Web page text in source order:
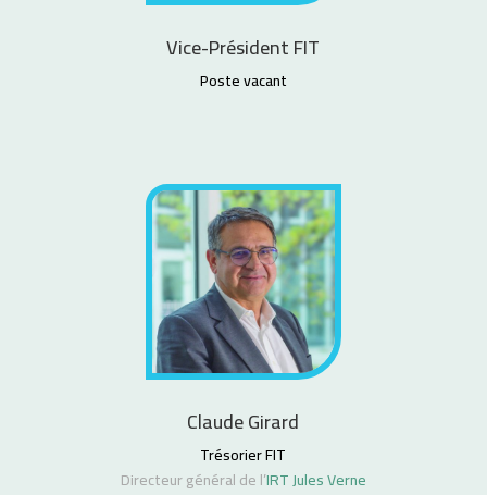
Vice-Président FIT
Poste vacant
Claude Girard
Trésorier FIT
Directeur général de l’IRT Jules Verne